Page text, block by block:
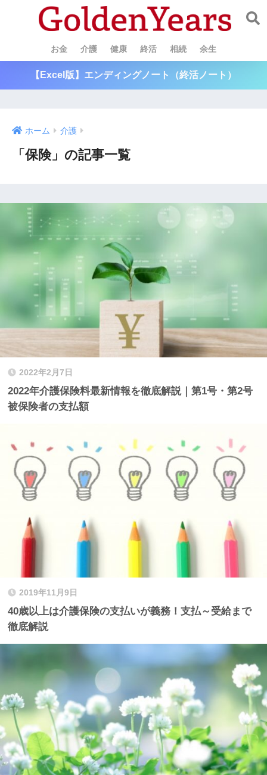
お金 介護 健康 終活 相続 余生
【Excel版】エンディングノート（終活ノート）
ホーム 介護
「保険」の記事一覧
2022年2月7日
2022年介護保険料最新情報を徹底解説｜第1号・第2号
被保険者の支払額
2019年11月9日
40歳以上は介護保険の支払いが義務！支払～受給まで
徹底解説